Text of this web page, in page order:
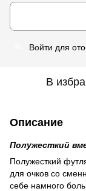
Войти для
В
Описание
Полужесткий
Полужесткий
для очков со
себе намного